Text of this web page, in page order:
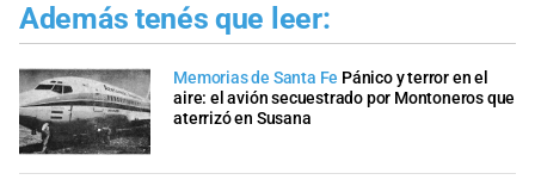
Además tenés que leer:
Memorias de Santa Fe Pánico y terror en el
aire: el avión secuestrado por Montoneros que
aterrizó en Susana